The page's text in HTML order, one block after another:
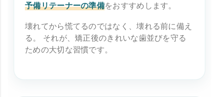
予備リテーナーの準備をおすすめします。
壊れてから慌てるのではなく、壊れる前に備え
る。 それが、矯正後のきれいな歯並びを守る
ための大切な習慣です。